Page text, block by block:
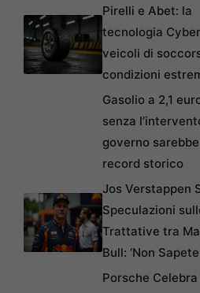
Pirelli e Abet: la
tecnologia
veicoli di
condizioni
Gasolio a 2,1
senza
governo
record storico
Jos Verstappen
Speculazioni
Trattative tra
Bull: ‘Non
Porsche